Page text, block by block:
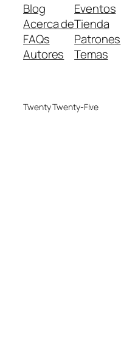
Blog
Acerca de
FAQs
Autores
Eventos
Tienda
Patrones
Temas
Twenty Twenty-Five